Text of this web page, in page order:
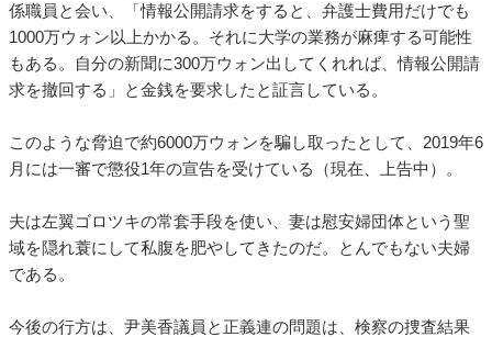
係職員と会い、「情報公開請求をすると、弁護士費用だけでも
1000万ウォン以上かかる。それに大学の業務が麻痺する可能性
もある。自分の新聞に300万ウォン出してくれれば、情報公開請
求を撤回する」と金銭を要求したと証言している。
このような脅迫で約6000万ウォンを騙し取ったとして、2019年6
月には一審で懲役1年の宣告を受けている（現在、上告中）。
夫は左翼ゴロツキの常套手段を使い、妻は慰安婦団体という聖
域を隠れ蓑にして私腹を肥やしてきたのだ。とんでもない夫婦
である。
今後の行方は、尹美香議員と正義連の問題は、検察の捜査結果